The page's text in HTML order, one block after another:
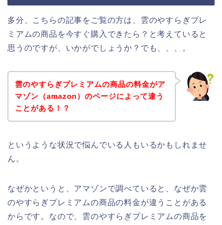
多分、こちらの記事をご覧の方は、雲のやすらぎプレ
ミアムの商品を今すぐ購入できたら？と考えていると
思うのですが、いかがでしょうか？でも、、、。
雲のやすらぎプレミアムの商品の料金がア
マゾン（amazon）のページによって違う
ことがある！？
というような状況で悩んでいる人もいるかもしれませ
ん。
なぜかというと、アマゾンで調べていると、なぜか雲
のやすらぎプレミアムの商品の料金が違うことがある
からです。なので、雲のやすらぎプレミアムの商品を